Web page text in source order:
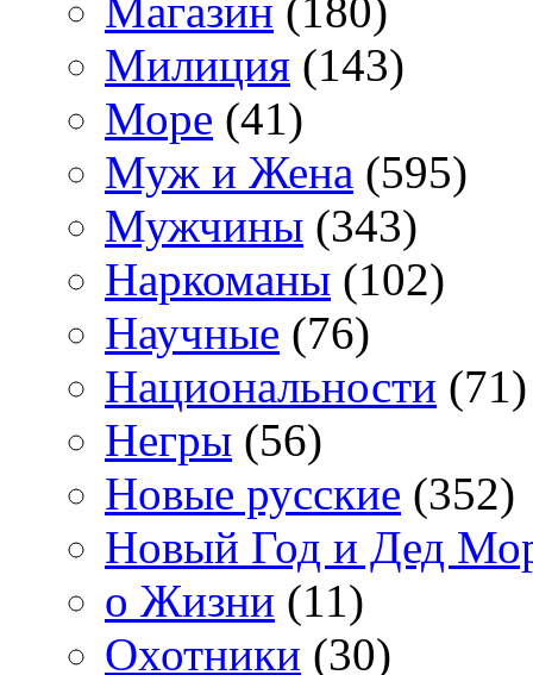
Магазин (180)
Милиция (143)
Море (41)
Муж и Жена (595)
Мужчины (343)
Наркоманы (102)
Научные (76)
Национальности (71)
Негры (56)
Новые русские (352)
Новый Год и Дед
о Жизни (11)
Охотники (30)